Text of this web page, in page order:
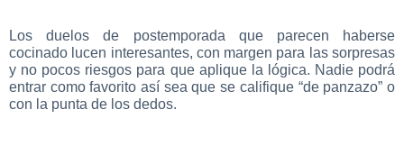
Los duelos de postemporada que parecen haberse
cocinado lucen interesantes, con margen para las sorpresas
y no pocos riesgos para que aplique la lógica. Nadie podrá
entrar como favorito así sea que se califique “de panzazo” o
con la punta de los dedos.